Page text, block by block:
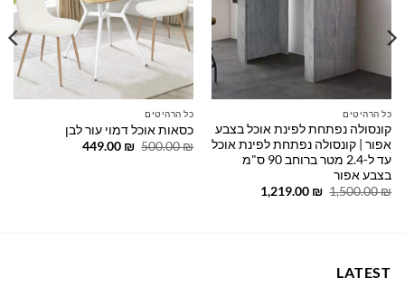
כל הרהיטים
קונסולה נפתחת לפינת אוכל בצבע
אפור | קונסולה נפתחת לפינת אוכל
עד ל-2.4 מטר ברוחב 90 ס"מ
בצבע אפור
1,500.00₪
המחיר
1,219.00 ₪
המחיר
כל הרהיטים
כסאות אוכל דמוי עור לבן
500.00₪
המחיר
449.00 ₪
המחיר
LATEST